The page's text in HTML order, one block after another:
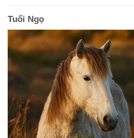
Tuổi Ngọ